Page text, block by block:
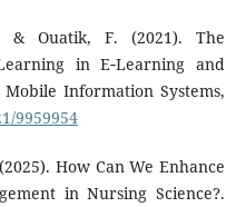
Ouatik, F. (2021). The
in E‐Learning and
Information Systems,
9959954
How Can We Enhance
in Nursing Science?.